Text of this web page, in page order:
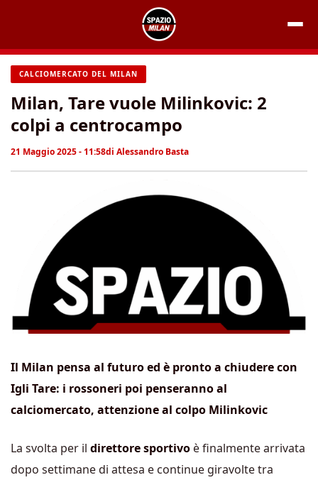
contenuto
CALCIOMERCATO DEL MILAN
Milan, Tare vuole Milinkovic: 2
colpi a centrocampo
21 Maggio 2025 - 11:58di Alessandro Basta
Il Milan pensa al futuro ed è pronto a chiudere con
Igli Tare: i rossoneri poi penseranno al
calciomercato, attenzione al colpo Milinkovic
La svolta per il direttore sportivo è finalmente arrivata
dopo settimane di attesa e continue giravolte tra